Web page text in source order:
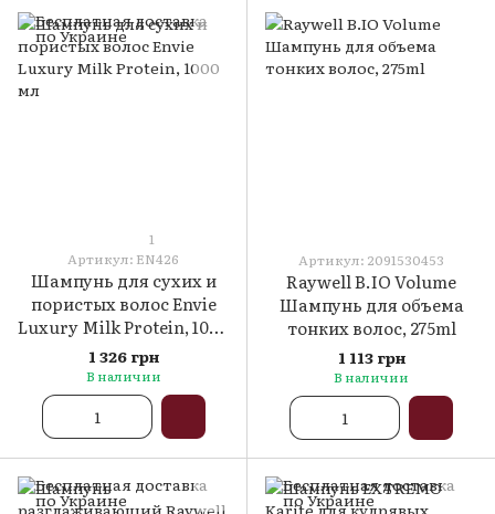
1
Артикул: EN426
Шампунь для сухих и
пористых волос Envie
Luxury Milk Protein, 1000
мл
1 326 грн
В наличии
Артикул: 2091530453
Raywell B.IO Volume
Шампунь для объема
тонких волос, 275ml
1 113 грн
В наличии